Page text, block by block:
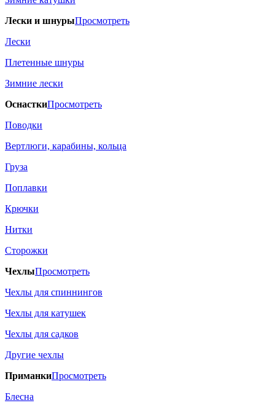
Лески и шнурыПросмотреть
Лески
Плетенные шнуры
Зимние лески
ОснасткиПросмотреть
Поводки
Вертлюги, карабины, кольца
Груза
Поплавки
Крючки
Нитки
Сторожки
ЧехлыПросмотреть
Чехлы для спиннингов
Чехлы для катушек
Чехлы для садков
Другие чехлы
ПриманкиПросмотреть
Блесна